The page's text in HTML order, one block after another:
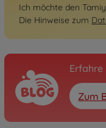
Ich möchte den
Die Hinweise zum
Erfahre
Zum